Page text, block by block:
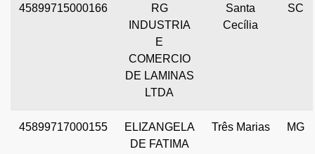
45899715000166
RG
INDUSTRIA
E
COMERCIO
DE LAMINAS
LTDA
Santa
Cecília
SC
45899717000155
ELIZANGELA
DE FATIMA
Três Marias MG